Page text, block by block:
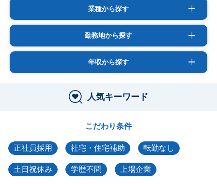
業種から探す
勤務地から探す
年収から探す
人気キーワード
こだわり条件
正社員採用 社宅・住宅補助 転勤なし
土日祝休み 学歴不問 上場企業